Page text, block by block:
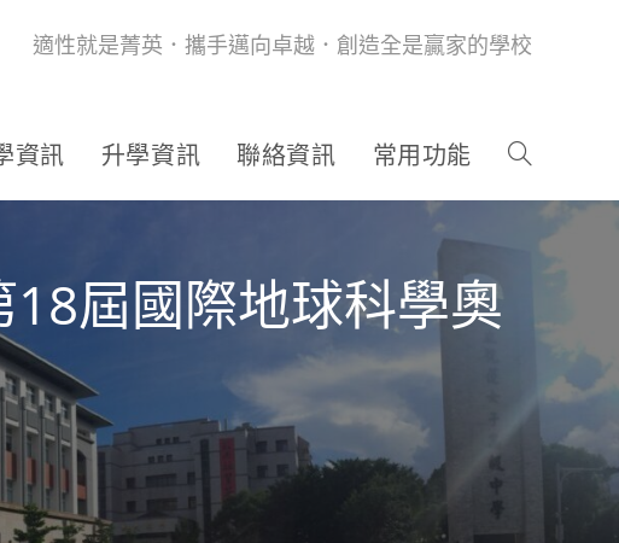
適性就是菁英．攜手邁向卓越．創造全是贏家的學校
資訊 升學資訊 聯絡資訊 常用功能
屆國際地球科學奧